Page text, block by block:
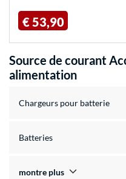
€ 53,90
Source de courant
alimentation
Chargeurs pour batterie
Batteries
montre plus